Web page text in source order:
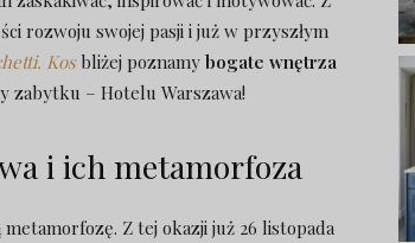
rozwoju swojej pasji i już w przyszłym
Kosbliżej poznamy bogate wnętrza
zabytku – Hotelu Warszawa!
i ich metamorfoza
Z tej okazji już 26 listopada